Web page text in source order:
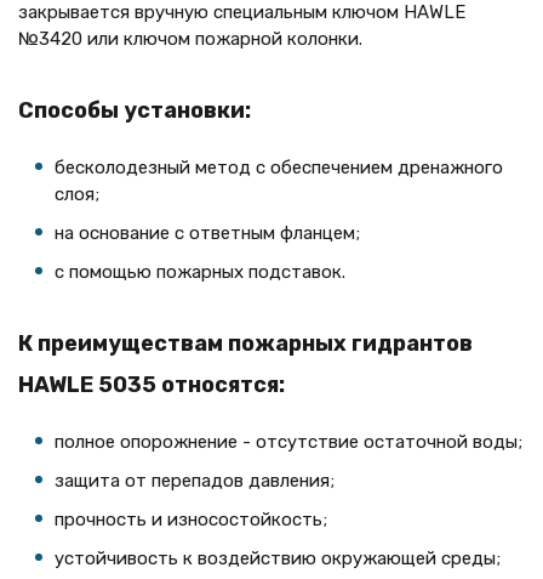
закрывается вручную специальным ключом HAWLE
№3420 или ключом пожарной колонки.
Способы установки:
бесколодезный метод с обеспечением дренажного
слоя;
на основание с ответным фланцем;
с помощью пожарных подставок.
К преимуществам пожарных гидрантов
HAWLE 5035 относятся:
полное опорожнение - отсутствие остаточной воды;
защита от перепадов давления;
прочность и износостойкость;
устойчивость к воздействию окружающей среды;